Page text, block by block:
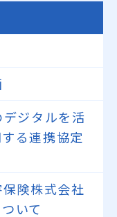
ジタルを活
る連携協定
険株式会社
いて